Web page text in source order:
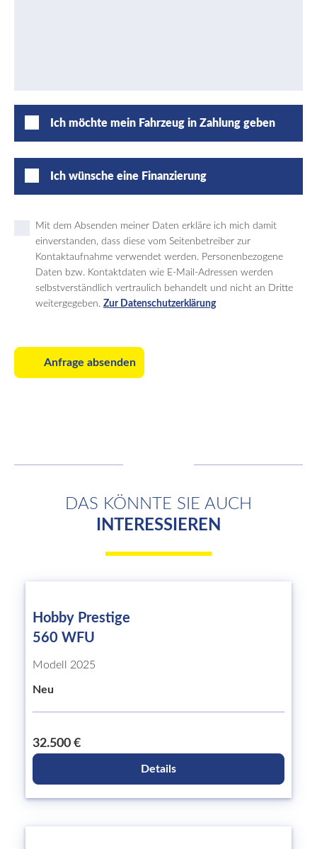
Ich möchte mein Fahrzeug in Zahlung geben
Ich wünsche eine Finanzierung
Mit dem Absenden meiner Daten erkläre ich mich damit
einverstanden, dass diese vom Seitenbetreiber zur
Kontaktaufnahme verwendet werden. Personenbezogene
Daten bzw. Kontaktdaten wie E-Mail-Adressen werden
selbstverständlich vertraulich behandelt und nicht an Dritte
weitergegeben. Zur Datenschutzerklärung
Anfrage absenden
DAS KÖNNTE SIE AUCH
INTERESSIEREN
Hobby Prestige
560 WFU
Modell 2025
Neu
32.500 €
Details